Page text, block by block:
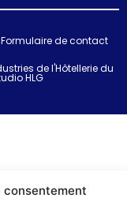
consentement
de l'Hôtellerie du
HLG
Formulaire de contact